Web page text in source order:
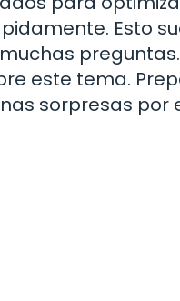
Esto
preguntas.
este tema.
sorpresas por